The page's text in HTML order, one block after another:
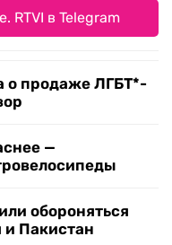
RTVI в Telegram
о продаже ЛГБТ*-
—
обороняться
и Пакистан